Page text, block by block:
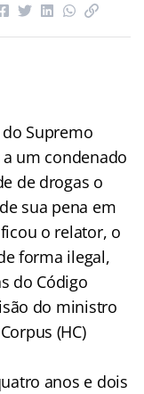
Supremo
a um condenado
de drogas o
sua pena em
o relator, o
forma ilegal,
do Código
do ministro
(HC)
anos e dois